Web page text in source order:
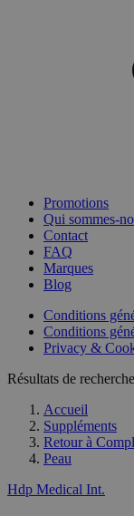
Promotions
Qui sommes-
Contact
FAQ
Marques
Blog
Conditions
Conditions
Privacy &
Résultats de recherche
Accueil
Suppléments
Retour à
Peau
Hdp Medical Int.